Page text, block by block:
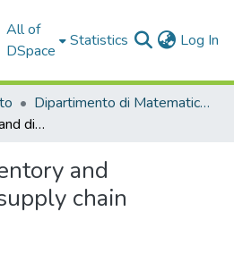
All of
DSpace
Statistics Log In
Dipartimento di Matematica e Informatica - Tesi di Dottorato
Optimizing inventory and distribution in supply chain management
and
chain